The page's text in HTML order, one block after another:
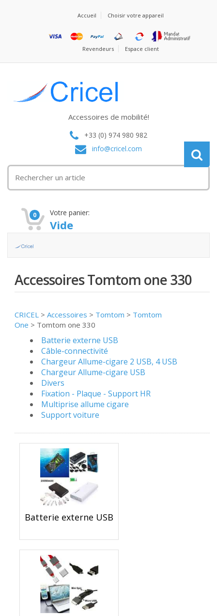
Accueil Choisir votre appareil
Revendeurs Espace client
Accessoires de mobilité!
+33 (0) 974 980 982
info@cricel.com
0 Votre panier:
Vide
Accessoires Tomtom one 330
CRICEL > Accessoires > Tomtom > Tomtom
One > Tomtom one 330
Batterie externe USB
Câble-connectivité
Chargeur Allume-cigare 2 USB, 4 USB
Chargeur Allume-cigare USB
Divers
Fixation - Plaque - Support HR
Multiprise allume cigare
Support voiture
Batterie externe USB